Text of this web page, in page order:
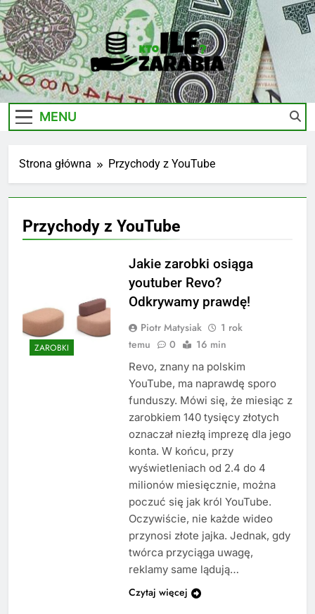
Skip
to
content
Ile-
Zarabia.edu.pl
Zarobki Gwiazd, Ciekawostki I Biznes
MENU
Strona główna Przychody z YouTube
Przychody z YouTube
ZAROBKI
Jakie zarobki osiąga
youtuber Revo?
Odkrywamy prawdę!
Piotr Matysiak
1 rok
temu
0 16 min
Revo, znany na polskim
YouTube, ma naprawdę sporo
funduszy. Mówi się, że miesiąc z
zarobkiem 140 tysięcy złotych
oznaczał niezłą imprezę dla jego
konta. W końcu, przy
wyświetleniach od 2.4 do 4
milionów miesięcznie, można
poczuć się jak król YouTube.
Oczywiście, nie każde wideo
przynosi złote jajka. Jednak, gdy
twórca przyciąga uwagę,
reklamy same lądują…
Czytaj więcej